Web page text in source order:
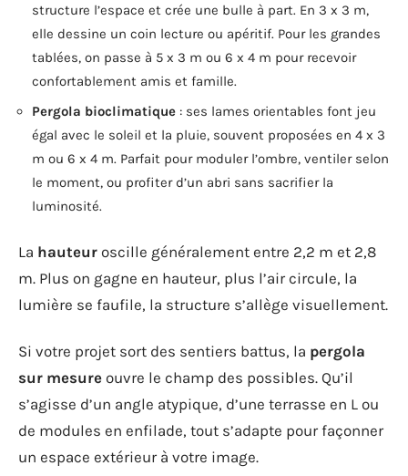
structure l’espace et crée une bulle à part. En 3 x 3 m,
elle dessine un coin lecture ou apéritif. Pour les grandes
tablées, on passe à 5 x 3 m ou 6 x 4 m pour recevoir
confortablement amis et famille.
Pergola bioclimatique : ses lames orientables font jeu
égal avec le soleil et la pluie, souvent proposées en 4 x 3
m ou 6 x 4 m. Parfait pour moduler l’ombre, ventiler selon
le moment, ou profiter d’un abri sans sacrifier la
luminosité.
La hauteur oscille généralement entre 2,2 m et 2,8
m. Plus on gagne en hauteur, plus l’air circule, la
lumière se faufile, la structure s’allège visuellement.
Si votre projet sort des sentiers battus, la pergola
sur mesure ouvre le champ des possibles. Qu’il
s’agisse d’un angle atypique, d’une terrasse en L ou
de modules en enfilade, tout s’adapte pour façonner
un espace extérieur à votre image.